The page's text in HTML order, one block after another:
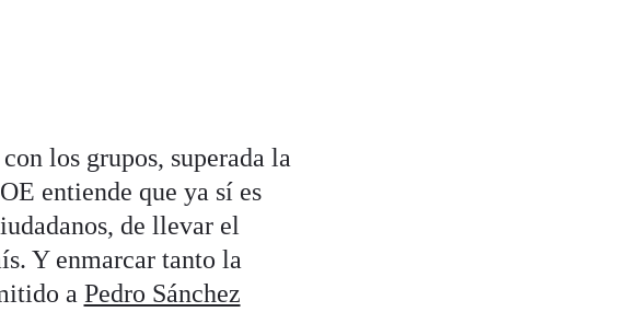
los grupos, superada la
entiende que ya sí es
de llevar el
Y enmarcar tanto la
a Pedro Sánchez